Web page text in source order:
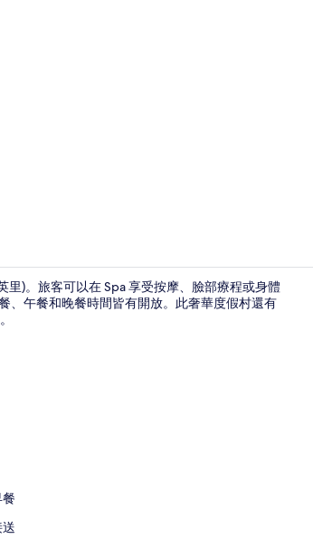
)。旅客可以在 Spa 享受按摩、臉部療程或身體
、午餐和晚餐時間皆有開放。此奢華度假村還有